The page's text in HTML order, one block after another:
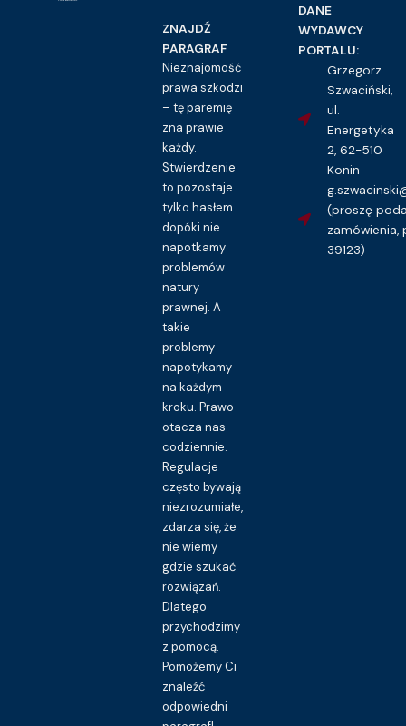
ZNAJDŹ
PARAGRAF
Nieznajomość
prawa szkodzi
– tę paremię
zna prawie
każdy.
Stwierdzenie
to pozostaje
tylko hasłem
dopóki nie
napotkamy
problemów
natury
prawnej. A
takie
problemy
napotykamy
na każdym
kroku. Prawo
otacza nas
codziennie.
Regulacje
często bywają
niezrozumiałe,
zdarza się, że
nie wiemy
gdzie szukać
rozwiązań.
Dlatego
przychodzimy
z pomocą.
Pomożemy Ci
znaleźć
odpowiedni
DANE
WYDAWCY
PORTALU:
Grzegorz
Szwaciński,
ul.
Energetyka
2, 62-510
Konin
(proszę
zamówienia,
39123)